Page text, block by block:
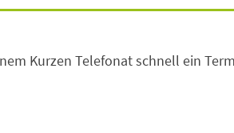
Kurzen Telefonat schnell ein